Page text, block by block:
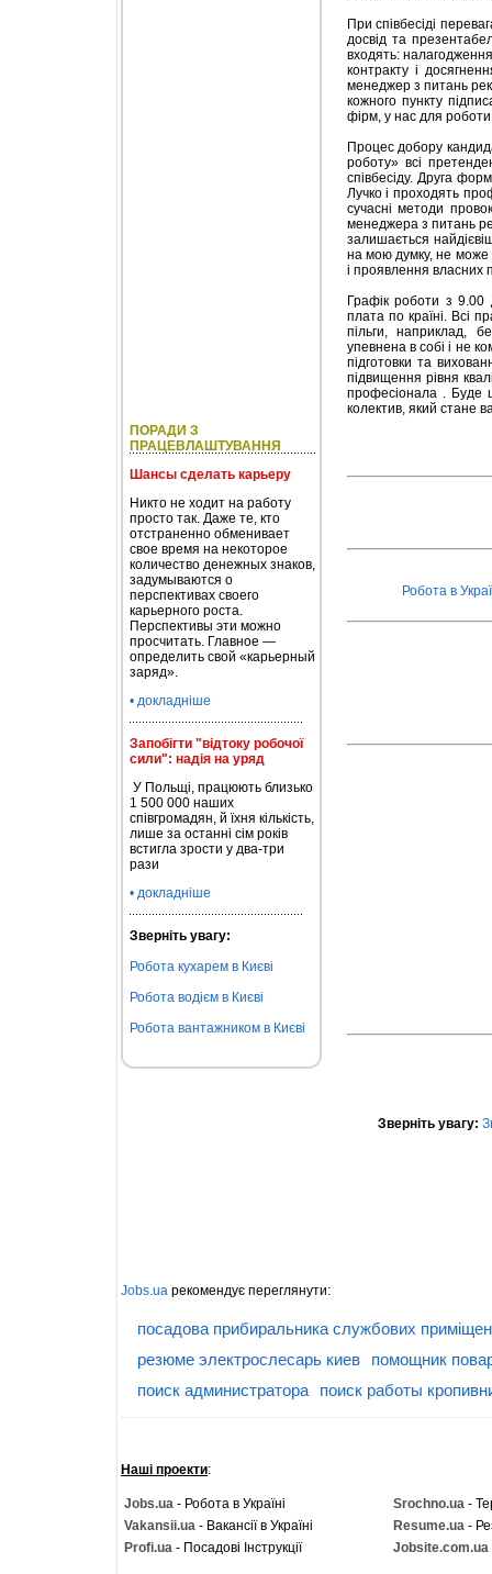
ПОРАДИ З
ПРАЦЕВЛАШТУВАННЯ
Шансы сделать карьеру
Никто не ходит на работу
просто так. Даже те, кто
отстраненно обменивает
свое время на некоторое
количество денежных знаков,
задумываются о
перспективах своего
карьерного роста.
Перспективы эти можно
просчитать. Главное —
определить свой «карьерный
заряд».
• докладніше
Запобігти "відтоку робочої
сили": надія на уряд
У Польщі, працюють близько
1 500 000 наших
співгромадян, й їхня кількість,
лише за останні сім років
встигла зрости у два-три
рази
• докладніше
Зверніть увагу:
Робота кухарем в Києві
Робота водієм в Києві
Робота вантажником в Києві
При співбесіді
досвід та
входять:
контракту і
менеджер з питань
кожного пункту
фірм, у нас для роботи
Процес добору
роботу» всі
співбесіду. Друга
Лучко і проходять
сучасні методи
менеджера з питань
залишається
на мою думку, не може
і проявлення власних
Графік роботи з
плата по країні. Всі
пільги, наприклад,
упевнена в собі і не
підготовки та
підвищення рівня
професіонала . Буде
колектив, який стане
Робота в
Зверніть увагу:
Jobs.ua рекомендує переглянути:
посадова прибиральника службових
резюме электрослесарь киев
помощник
поиск администратора
поиск работы
Наші проекти:
Jobs.ua - Робота в Україні Srochno.ua -
Vakansii.ua - Вакансії в Україні Resume.ua -
Profi.ua - Посадові Інструкції Jobsite.com.ua